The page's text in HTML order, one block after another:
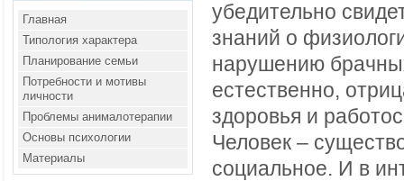
Главная
Типология характера
Планирование семьи
Потребности и мотивы
личности
Проблемы анималотерапии
Основы психологии
Материалы
убедительно
знаний о
нарушению
естественно,
здоровья и
Человек –
социальное. И в